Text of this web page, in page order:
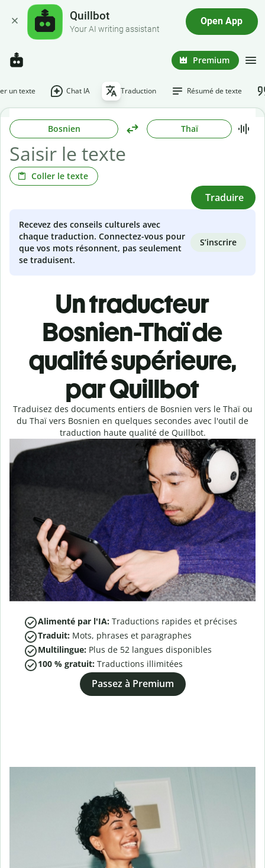
Quillbot
Your AI writing assistant
Open App
Premium
un texte Chat IA Traduction Résumé de texte
Bosnien Thaï
Coller le texte
Traduire
Recevez des conseils culturels avec
chaque traduction. Connectez-vous pour
que vos mots résonnent, pas seulement
se traduisent.
S’inscrire
Un traducteur
Bosnien-Thaï de
qualité supérieure,
par Quillbot
Traduisez des documents entiers de Bosnien vers le Thaï ou
du Thaï vers Bosnien en quelques secondes avec l'outil de
traduction haute qualité de Quillbot.
Alimenté par l'IA: Traductions rapides et précises
Traduit: Mots, phrases et paragraphes
Multilingue: Plus de 52 langues disponibles
100 % gratuit: Traductions illimitées
Passez à Premium